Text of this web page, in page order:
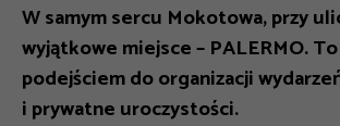
W samym sercu Mokotowa, przy
wyjątkowe miejsce – PALERMO.
podejściem do organizacji
i prywatne uroczystości.